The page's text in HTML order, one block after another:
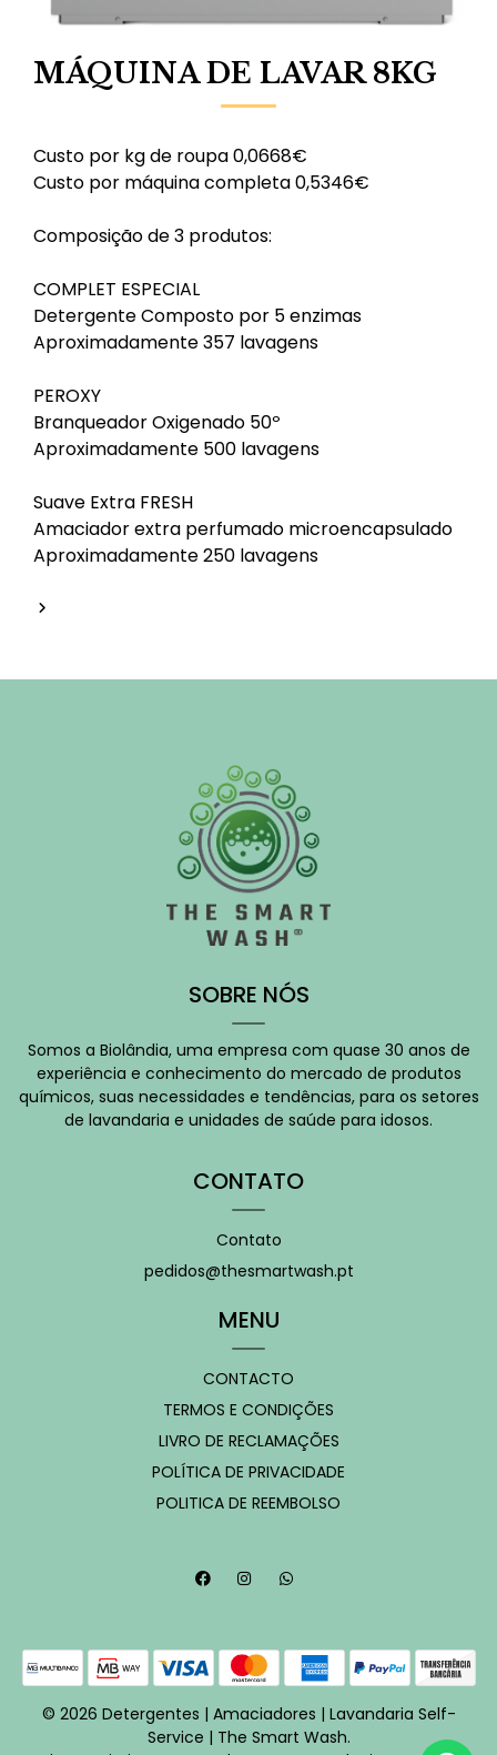
MÁQUINA DE LAVAR 8KG
Custo por kg de roupa 0,0668€
Custo por máquina completa 0,5346€
Composição de 3 produtos:
COMPLET ESPECIAL
Detergente Composto por 5 enzimas
Aproximadamente 357 lavagens
PEROXY
Branqueador Oxigenado 50º
Aproximadamente 500 lavagens
Suave Extra FRESH
Amaciador extra perfumado microencapsulado
Aproximadamente 250 lavagens
SOBRE NÓS
Somos a Biolândia, uma empresa com quase 30 anos de
experiência e conhecimento do mercado de produtos
químicos, suas necessidades e tendências, para os setores
de lavandaria e unidades de saúde para idosos.
CONTATO
Contato
pedidos@thesmartwash.pt
MENU
CONTACTO
TERMOS E CONDIÇÕES
LIVRO DE RECLAMAÇÕES
POLÍTICA DE PRIVACIDADE
POLITICA DE REEMBOLSO
© 2026 Detergentes | Amaciadores | Lavandaria Self-
Service | The Smart Wash.